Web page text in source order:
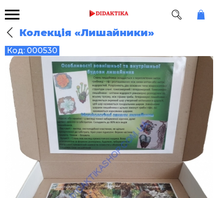
Колекція «Лишайники»
Код: 000530